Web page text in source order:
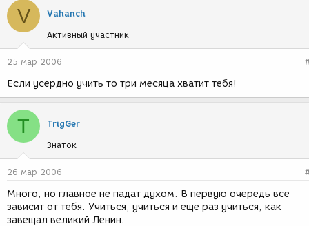
V Vahanch
Активный участник
25 мар 2006
Если усердно учить то три месяца хватит тебя!
T TrigGer
Знаток
26 мар 2006
Много, но главное не падат духом. В первую очередь все
зависит от тебя. Учиться, учиться и еще раз учиться, как
завещал великий Ленин.